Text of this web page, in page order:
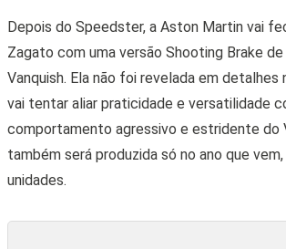
Depois do Speedster, a Aston Martin vai
Zagato com uma versão Shooting Brake
Vanquish. Ela não foi revelada em detalhes
vai tentar aliar praticidade e versatilidade
comportamento agressivo e estridente do
também será produzida só no ano que
unidades.